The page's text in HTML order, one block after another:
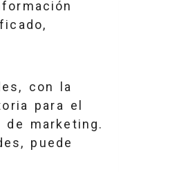
con la
para el
marketing.
puede